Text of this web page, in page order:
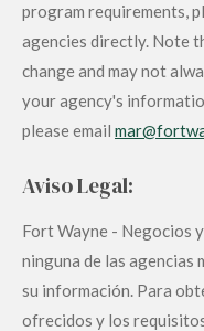
program requirements,
agencies directly. Note
change and may not
your agency's
please email mar
Aviso Legal:
Fort Wayne - Negocios
ninguna de las agencias
su información. Para
ofrecidos y los